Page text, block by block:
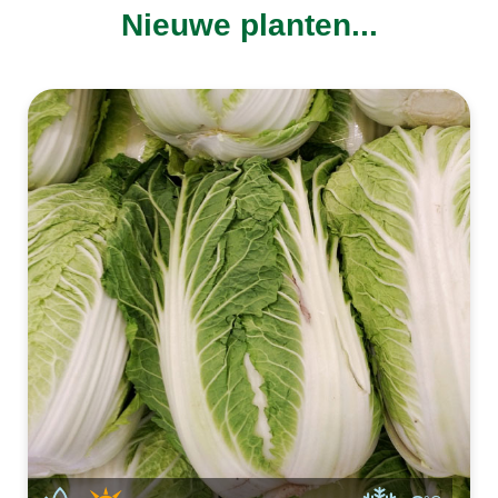
Nieuwe planten...